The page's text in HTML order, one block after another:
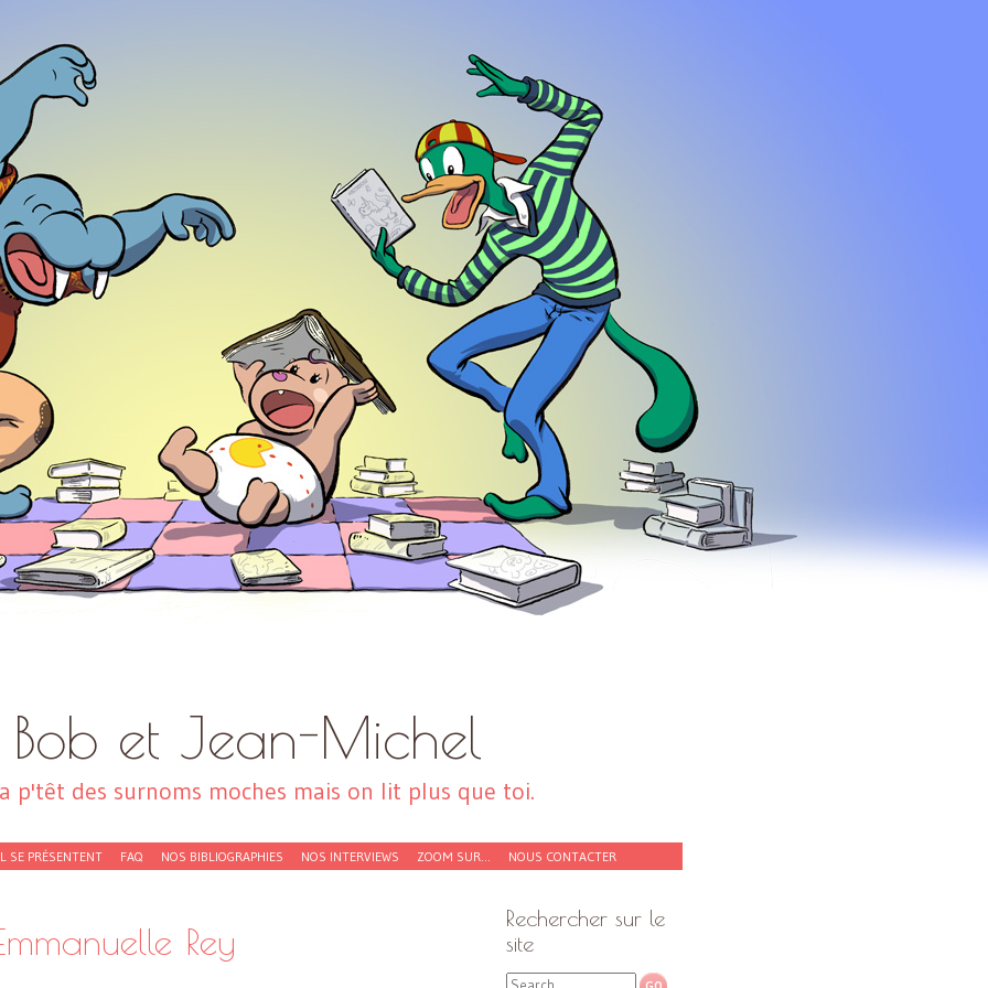
Bob et Jean-Michel
p'têt des surnoms moches mais on lit plus que toi.
SE PRÉSENTENT FAQ NOS BIBLIOGRAPHIES NOS INTERVIEWS ZOOM SUR… NOUS CONTACTER
Rey
Rechercher sur le
site
Search